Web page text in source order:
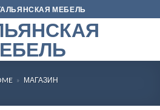
МЕБЕЛЬ
» МАГАЗИН